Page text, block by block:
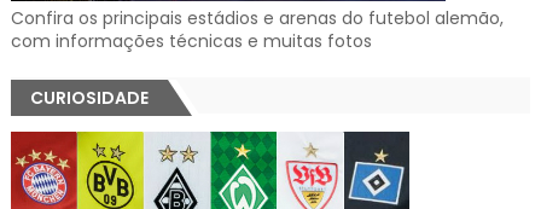
Confira os principais estádios e arenas do futebol alemão,
com informações técnicas e muitas fotos
CURIOSIDADE